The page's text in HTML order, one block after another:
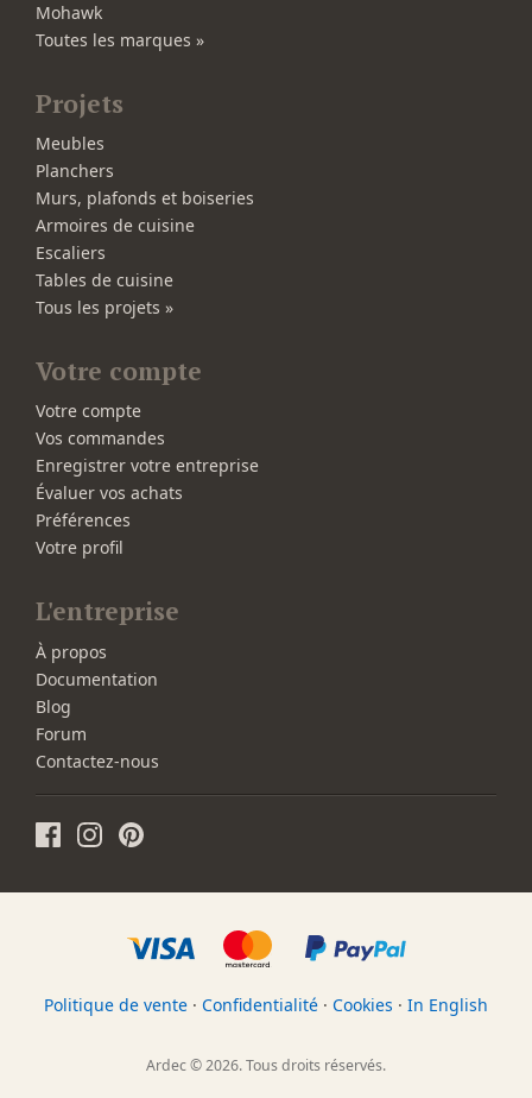
Mohawk
Toutes les marques »
Projets
Meubles
Planchers
Murs, plafonds et boiseries
Armoires de cuisine
Escaliers
Tables de cuisine
Tous les projets »
Votre compte
Votre compte
Vos commandes
Enregistrer votre entreprise
Évaluer vos achats
Préférences
Votre profil
L'entreprise
À propos
Documentation
Blog
Forum
Contactez-nous
Politique de vente · Confidentialité · Cookies · In English
Ardec © 2026. Tous droits réservés.